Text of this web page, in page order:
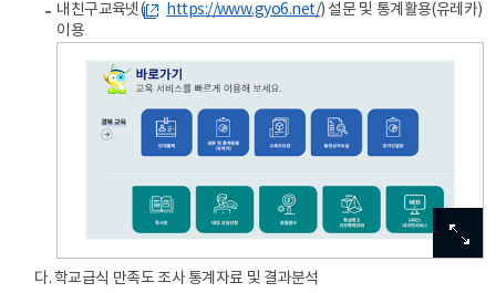
내친구교육넷(
https://www.gyo6.net/) 설문 및 통계활용(유레카)
이용
확대
확대
확대
확대
확대
다. 학교급식 만족도 조사 통계자료 및 결과분석